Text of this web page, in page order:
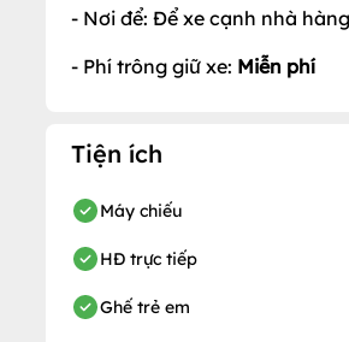
- Nơi để: Để xe cạnh nhà
- Phí trông giữ xe: Miễn phí
Tiện ích
Máy chiếu
HĐ trực tiếp
Ghế trẻ em